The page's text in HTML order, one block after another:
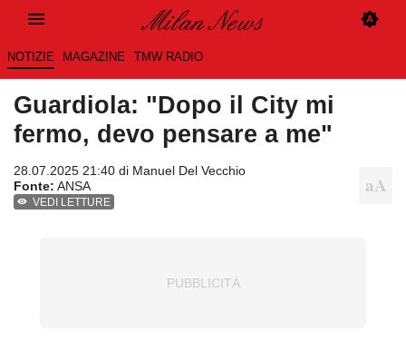
NOTIZIE MAGAZINE TMW RADIO
Guardiola: "Dopo il City mi
fermo, devo pensare a me"
28.07.2025 21:40 di Manuel Del Vecchio
Fonte: ANSA
VEDI LETTURE